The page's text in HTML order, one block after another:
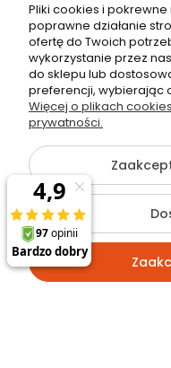
Ulanzi
Zestaw do
Ulanzi A30 Tiny -
269,00 zł
Pliki cookies i
poprawne działanie
ofertę do Twoich
wykorzystanie przez
do sklepu lub
preferencji, wybierając
Więcej o plikach
prywatności.
NEWSLETTER
Co zyskujesz?
Rabaty nawet do 40%,
nowościach.